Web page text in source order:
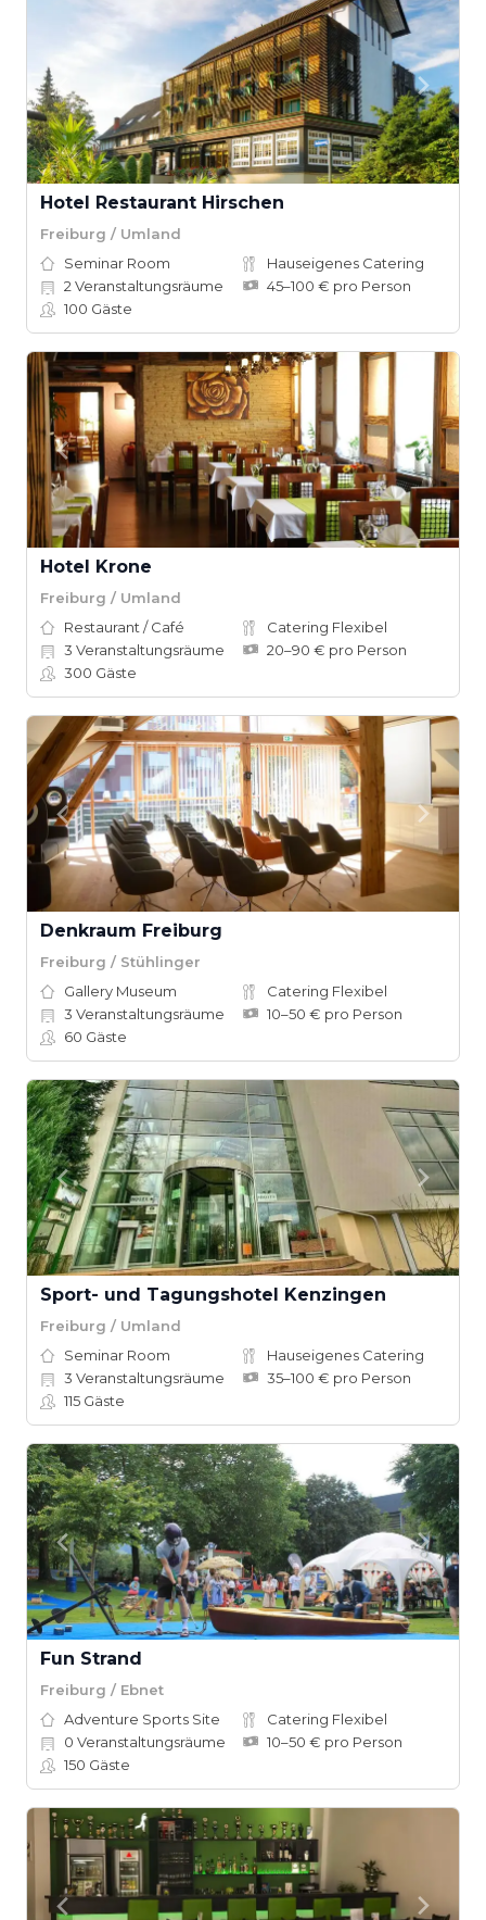
Hotel Restaurant Hirschen
Freiburg / Umland
Seminar Room
Hauseigenes Catering
2 Veranstaltungsräume
45–100 € pro Person
100 Gäste
Hotel Krone
Freiburg / Umland
Restaurant / Café
Catering Flexibel
3 Veranstaltungsräume
20–90 € pro Person
300 Gäste
Denkraum Freiburg
Freiburg / Stühlinger
Gallery Museum
Catering Flexibel
3 Veranstaltungsräume
10–50 € pro Person
60 Gäste
Sport- und Tagungshotel Kenzingen
Freiburg / Umland
Seminar Room
Hauseigenes Catering
3 Veranstaltungsräume
35–100 € pro Person
115 Gäste
Fun Strand
Freiburg / Ebnet
Adventure Sports Site
Catering Flexibel
0 Veranstaltungsräume
10–50 € pro Person
150 Gäste